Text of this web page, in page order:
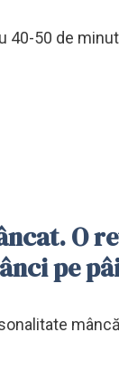
50 de
O
pe